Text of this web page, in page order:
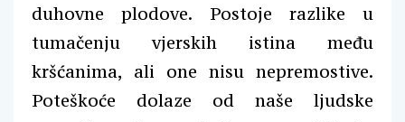
duhovne plodove. Postoje razlike u
tumačenju vjerskih istina među
kršćanima, ali one nisu nepremostive.
Poteškoće dolaze od naše ljudske